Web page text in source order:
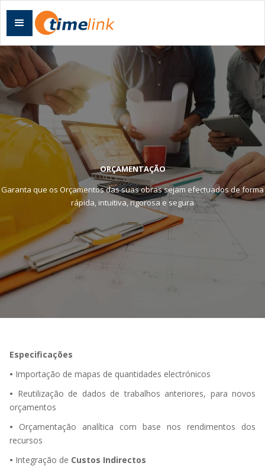
ORÇAMENTAÇÃO
Garanta que os Orçamentos das suas obras sejam efectuados de forma
rápida, intuitiva, rigorosa e segura
Especificações
• Importação de mapas de quantidades electrónicos
• Reutilização de dados de trabalhos anteriores, para novos
orçamentos
• Orçamentação analítica com base nos rendimentos dos
recursos
• Integração de Custos Indirectos